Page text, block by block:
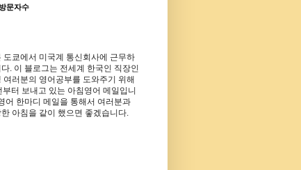
문자수
도쿄에서 미국계 통신회사에 근무하
다. 이 블로그는 전세계 한국인 직장인
여러분의 영어공부를 도와주기 위해
부터 보내고 있는 아침영어 메일입니
어 한마디 메일을 통해서 여러분과
아침을 같이 했으면 좋겠습니다.